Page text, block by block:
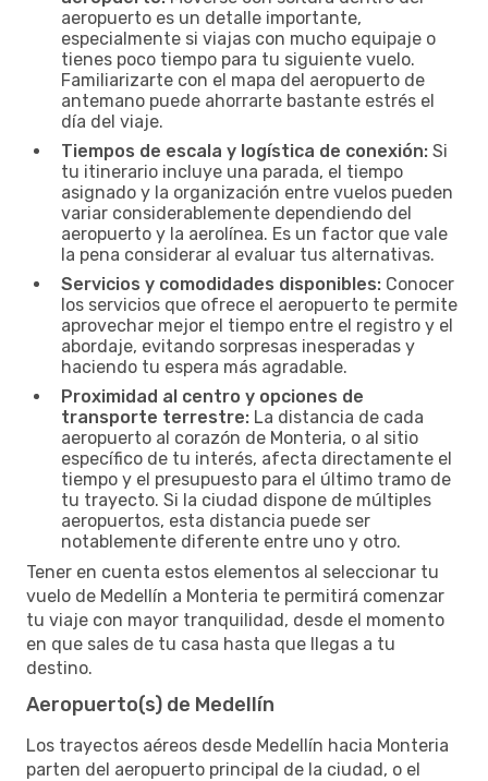
aeropuerto es un detalle importante,
especialmente si viajas con mucho equipaje o
tienes poco tiempo para tu siguiente vuelo.
Familiarizarte con el mapa del aeropuerto de
antemano puede ahorrarte bastante estrés el
día del viaje.
Tiempos de escala y logística de conexión: Si
tu itinerario incluye una parada, el tiempo
asignado y la organización entre vuelos pueden
variar considerablemente dependiendo del
aeropuerto y la aerolínea. Es un factor que vale
la pena considerar al evaluar tus alternativas.
Servicios y comodidades disponibles: Conocer
los servicios que ofrece el aeropuerto te permite
aprovechar mejor el tiempo entre el registro y el
abordaje, evitando sorpresas inesperadas y
haciendo tu espera más agradable.
Proximidad al centro y opciones de
transporte terrestre: La distancia de cada
aeropuerto al corazón de Monteria, o al sitio
específico de tu interés, afecta directamente el
tiempo y el presupuesto para el último tramo de
tu trayecto. Si la ciudad dispone de múltiples
aeropuertos, esta distancia puede ser
notablemente diferente entre uno y otro.
Tener en cuenta estos elementos al seleccionar tu
vuelo de Medellín a Monteria te permitirá comenzar
tu viaje con mayor tranquilidad, desde el momento
en que sales de tu casa hasta que llegas a tu
destino.
Aeropuerto(s) de Medellín
Los trayectos aéreos desde Medellín hacia Monteria
parten del aeropuerto principal de la ciudad, o el